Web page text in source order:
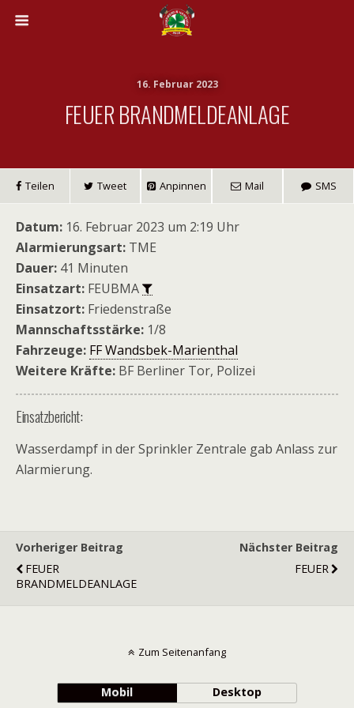
16. Februar 2023
FEUER BRANDMELDEANLAGE
Teilen Tweet Anpinnen Mail SMS
Datum: 16. Februar 2023 um 2:19 Uhr
Alarmierungsart: TME
Dauer: 41 Minuten
Einsatzart: FEUBMA
Einsatzort: Friedenstraße
Mannschaftsstärke: 1/8
Fahrzeuge: FF Wandsbek-Marienthal
Weitere Kräfte: BF Berliner Tor, Polizei
Einsatzbericht:
Wasserdampf in der Sprinkler Zentrale gab Anlass zur
Alarmierung.
Vorheriger Beitrag
FEUER
BRANDMELDEANLAGE
Nächster Beitrag
FEUER
Zum Seitenanfang
Mobil Desktop